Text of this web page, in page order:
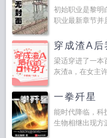
初始职业是黎明
职业最新章节并
穿成渣A后
梁适穿进了一本
灰渣a，在女主
一拳歼星
能时代降临，科
生物相继出现方